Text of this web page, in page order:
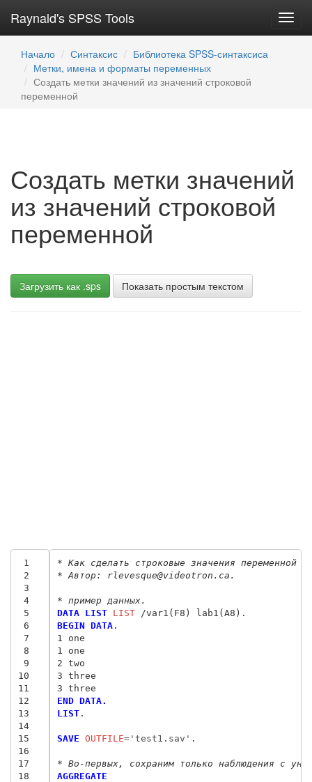
Raynald's SPSS Tools
Начало Синтаксис
Библиотека SPSS-синтаксиса
Метки, имена и форматы переменных
Создать метки значений из значений строковой
переменной
Создать метки значений
из значений строковой
переменной
Загрузить как .sps Показать простым текстом
1
2
3
4
5
6
7
8
9
10
11
12
13
14
15
16
17
18
* Как сделать строковые значения переменной
* Автор: rlevesque@videotron.ca.
* пример данных.
DATA LIST LIST
BEGIN DATA.
1 one
1 one
2 two
3 three
3 three
END DATA.
LIST.
SAVE OUTFILE='test1.sav' .
* Во-первых, сохраним только наблюдения с
AGGREGATE